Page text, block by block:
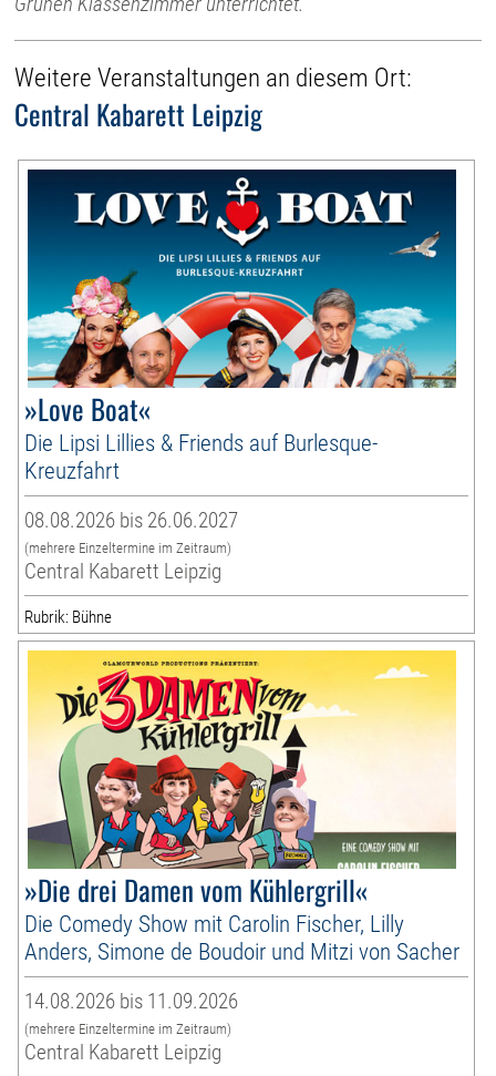
Weitere Veranstaltungen an diesem Ort:
Central Kabarett Leipzig
»Love Boat«
Die Lipsi Lillies & Friends auf Burlesque-
Kreuzfahrt
08.08.2026 bis 26.06.2027
(mehrere Einzeltermine im Zeitraum)
Central Kabarett Leipzig
Rubrik: Bühne
»Die drei Damen vom Kühlergrill«
Die Comedy Show mit Carolin Fischer, Lilly
Anders, Simone de Boudoir und Mitzi von Sacher
14.08.2026 bis 11.09.2026
(mehrere Einzeltermine im Zeitraum)
Central Kabarett Leipzig